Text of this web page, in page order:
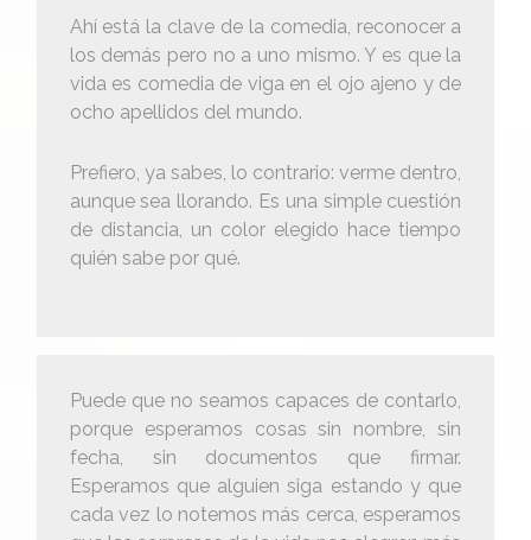
Ahí está la clave de la comedia, reconocer a
los demás pero no a uno mismo. Y es que la
vida es comedia de viga en el ojo ajeno y de
ocho apellidos del mundo.
Prefiero, ya sabes, lo contrario: verme dentro,
aunque sea llorando. Es una simple cuestión
de distancia, un color elegido hace tiempo
quién sabe por qué.
Puede que no seamos capaces de contarlo,
porque esperamos cosas sin nombre, sin
fecha, sin documentos que firmar.
Esperamos que alguien siga estando y que
cada vez lo notemos más cerca, esperamos